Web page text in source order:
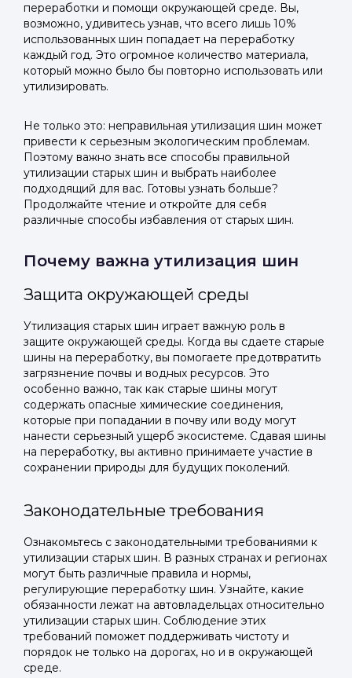
переработки и помощи окружающей среде. Вы,
возможно, удивитесь узнав, что всего лишь 10%
использованных шин попадает на переработку
каждый год. Это огромное количество материала,
который можно было бы повторно использовать или
утилизировать.
Не только это: неправильная утилизация шин может
привести к серьезным экологическим проблемам.
Поэтому важно знать все способы правильной
утилизации старых шин и выбрать наиболее
подходящий для вас. Готовы узнать больше?
Продолжайте чтение и откройте для себя
различные способы избавления от старых шин.
Почему важна утилизация шин
Защита окружающей среды
Утилизация старых шин играет важную роль в
защите окружающей среды. Когда вы сдаете старые
шины на переработку, вы помогаете предотвратить
загрязнение почвы и водных ресурсов. Это
особенно важно, так как старые шины могут
содержать опасные химические соединения,
которые при попадании в почву или воду могут
нанести серьезный ущерб экосистеме. Сдавая шины
на переработку, вы активно принимаете участие в
сохранении природы для будущих поколений.
Законодательные требования
Ознакомьтесь с законодательными требованиями к
утилизации старых шин. В разных странах и регионах
могут быть различные правила и нормы,
регулирующие переработку шин. Узнайте, какие
обязанности лежат на автовладельцах относительно
утилизации старых шин. Соблюдение этих
требований поможет поддерживать чистоту и
порядок не только на дорогах, но и в окружающей
среде.